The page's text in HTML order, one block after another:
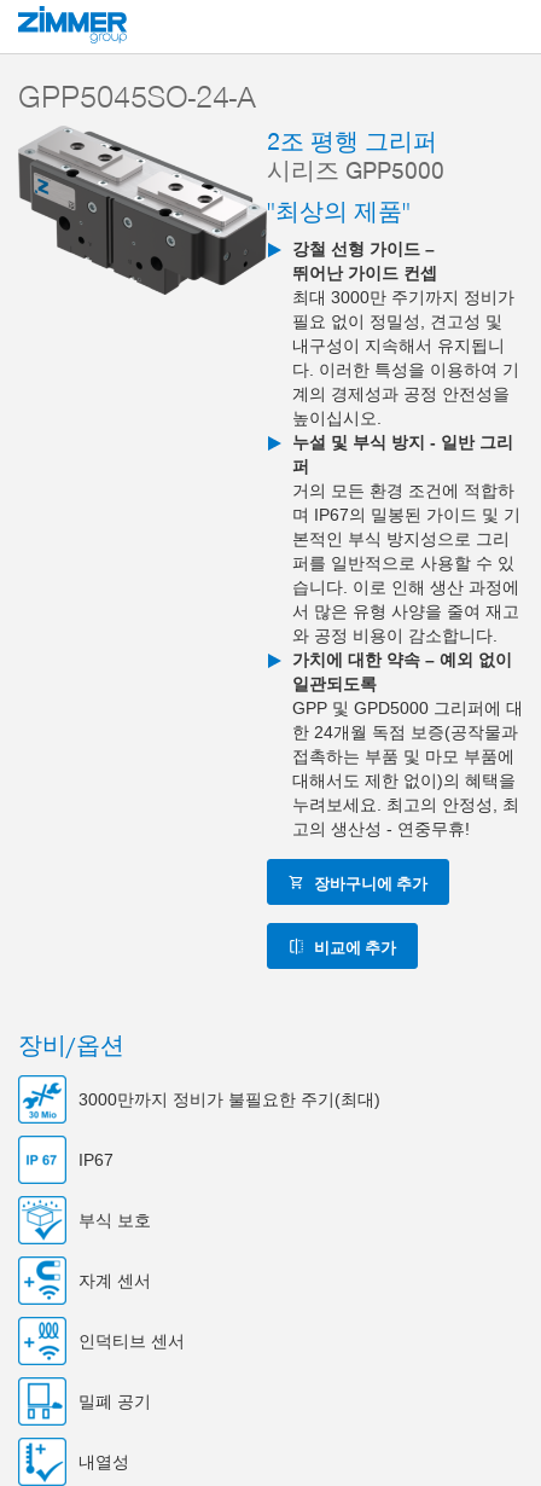
시작 제품
GPP5045SO-24-A
2조 평행 그리퍼
시리즈 GPP5000
"최상의 제품"
강철 선형 가이드 –
뛰어난 가이드 컨셉
최대 3000만 주기까지 정비가
필요 없이 정밀성, 견고성 및
내구성이 지속해서 유지됩니
다. 이러한 특성을 이용하여 기
계의 경제성과 공정 안전성을
높이십시오.
누설 및 부식 방지 - 일반 그리
퍼
거의 모든 환경 조건에 적합하
며 IP67의 밀봉된 가이드 및 기
본적인 부식 방지성으로 그리
퍼를 일반적으로 사용할 수 있
습니다. 이로 인해 생산 과정에
서 많은 유형 사양을 줄여 재고
와 공정 비용이 감소합니다.
가치에 대한 약속 – 예외 없이
일관되도록
GPP 및 GPD5000 그리퍼에 대
한 24개월 독점 보증(공작물과
접촉하는 부품 및 마모 부품에
대해서도 제한 없이)의 혜택을
누려보세요. 최고의 안정성, 최
고의 생산성 - 연중무휴!
장바구니에 추가
비교에 추가
장비/옵션
3000만까지 정비가 불필요한 주기(최대)
IP67
부식 보호
자계 센서
인덕티브 센서
밀폐 공기
내열성